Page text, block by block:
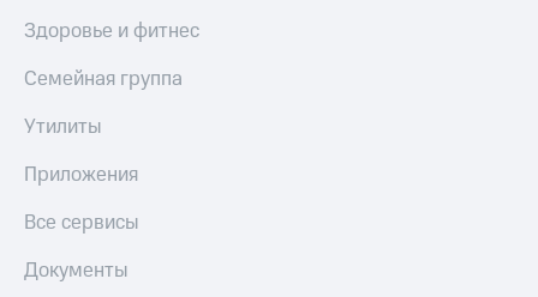
Здоровье и фитнес
Семейная группа
Утилиты
Приложения
Все сервисы
Документы